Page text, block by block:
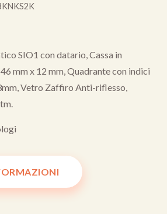
SIO1 con datario, Cassa in
mm x 12 mm, Quadrante con indici
Vetro Zaffiro Anti-riflesso,